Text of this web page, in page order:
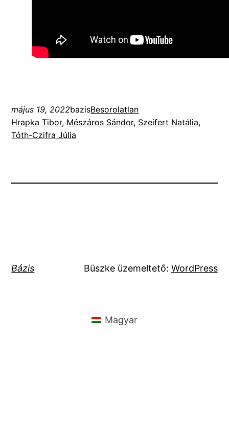
május 19, 2022bazisBesorolatlan
Hrapka Tibor, Mészáros Sándor, Szeifert Natália
Tóth-Czifra Júlia
Bázis Büszke üzemeltető: WordPress
Magyar